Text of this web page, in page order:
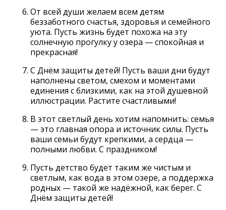
От всей души желаем всем детям
беззаботного счастья, здоровья и семейного
уюта. Пусть жизнь будет похожа на эту
солнечную прогулку у озера — спокойная и
прекрасная!
С Днём защиты детей! Пусть ваши дни будут
наполнены светом, смехом и моментами
единения с близкими, как на этой душевной
иллюстрации. Растите счастливыми!
В этот светлый день хотим напомнить: семья
— это главная опора и источник силы. Пусть
ваши семьи будут крепкими, а сердца —
полными любви. С праздником!
Пусть детство будет таким же чистым и
светлым, как вода в этом озере, а поддержка
родных — такой же надёжной, как берег. С
Днём защиты детей!